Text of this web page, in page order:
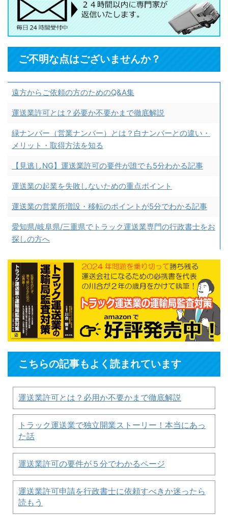
ご不明な点はございませんか？
遠方からご依頼の方のためのQ&A集
運送業許可とは？必要か不要かまで徹底解説
緑ナンバー（営業ナンバー）とは？白ナンバーとの違い・
メリット・取得方法を知る
【見逃しNG】運送業許可の要件が誰でも5分わかる記事
運送業の起業を失敗しないための重点ポイント
運送業の営業所増設・移転のポイントが5分でわかる記事
愛知県/岐阜県/三重県でトラック運送業専門の行政書士をお
探しの方へ
こちらの記事もよく読まれています
運送業許可とは？必用か不要かまで徹底解説
トラック運送業で独立開業ストーリー！本当にあっ
た話
運送業許可の要件が５分でわかるページ
運送業許可申請を行政書士に依頼すべきか迷ったら
読もう